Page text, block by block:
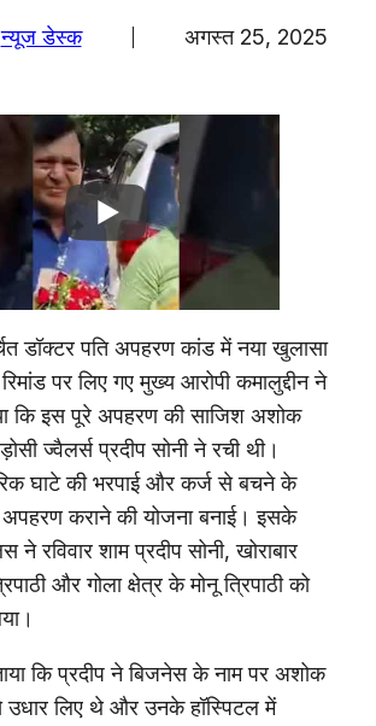
न्यूज डेस्क अगस्त 25, 2025
डॉक्टर पति अपहरण कांड में नया खुलासा
पर लिए गए मुख्य आरोपी कमालुद्दीन ने
कि इस पूरे अपहरण की साजिश अशोक
ज्वैलर्स प्रदीप सोनी ने रची थी।
घाटे की भरपाई और कर्ज से बचने के
कराने की योजना बनाई। इसके
ने रविवार शाम प्रदीप सोनी, खोराबार
और गोला क्षेत्र के मोनू त्रिपाठी को
कि प्रदीप ने बिजनेस के नाम पर अशोक
लिए थे और उनके हॉस्पिटल में